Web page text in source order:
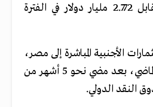
نهاية مارس 2017، مقابل 2.772 مليار دولار في الفترة
الأجنبية المباشرة إلى مصر،
بنحو 17.8% في مارس الماضي، بعد مضي نحو 5 أشهر من
النقد الدولي.